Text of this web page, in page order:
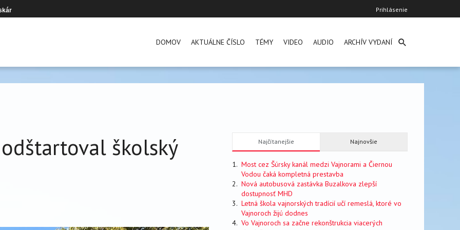
User
account
Prihlásenie
DOMOV AKTUÁLNE ČÍSLO TÉMY VIDEO AUDIO ARCHÍV VYDANÍ
školský
Najčítanejšie Najnovšie
Most cez Šúrsky kanál medzi Vajnorami a Čiernou
Vodou čaká kompletná prestavba
Nová autobusová zastávka Buzalkova zlepší
dostupnosť MHD
Letná škola vajnorských tradícií učí remeslá, ktoré vo
Vajnoroch žijú dodnes
Vo Vajnoroch sa začne rekonštrukcia viacerých